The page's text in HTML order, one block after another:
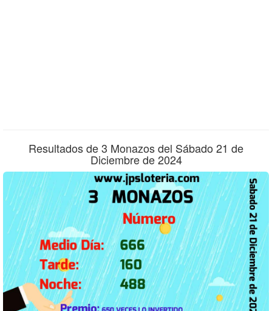
Resultados de 3 Monazos del Sábado 21 de
Diciembre de 2024